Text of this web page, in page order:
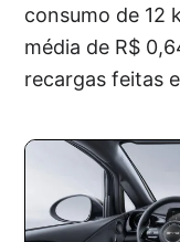
consumo de 12
média de R$
recargas feitas